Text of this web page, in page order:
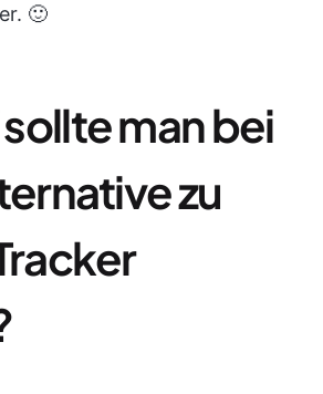
🙂
man bei
zu